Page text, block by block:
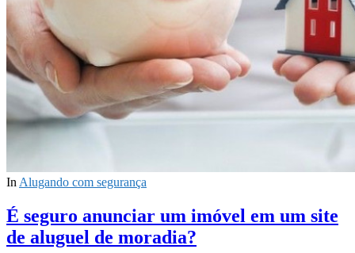
In Alugando com segurança
É seguro anunciar um imóvel em um site
de aluguel de moradia?